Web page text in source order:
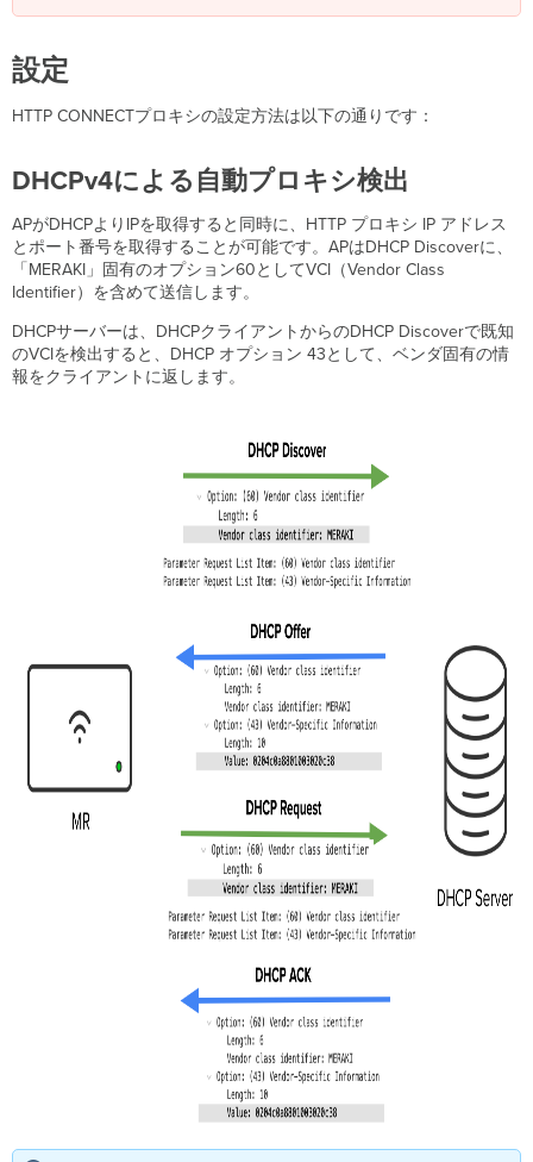
設定
HTTP CONNECTプロキシの設定方法は以下の通りです：
DHCPv4による自動プロキシ検出
APがDHCPよりIPを取得すると同時に、HTTP プロキシ IP アドレス
とポート番号を取得することが可能です。APはDHCP Discoverに、
「MERAKI」固有のオプション60としてVCI（Vendor Class
Identifier）を含めて送信します。
DHCPサーバーは、DHCPクライアントからのDHCP Discoverで既知
のVCIを検出すると、DHCP オプション 43として、ベンダ固有の情
報をクライアントに返します。